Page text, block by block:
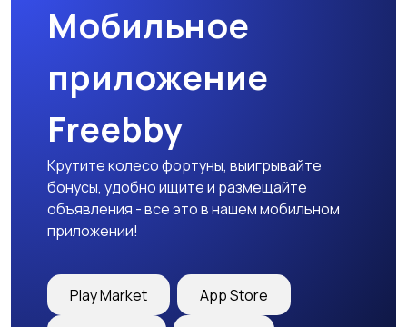
Футболки и поло Штаны и шорты
Другое
Мобильное
приложение
Freebby
Крутите колесо фортуны, выигрывайте
бонусы, удобно ищите и размещайте
объявления - все это в нашем мобильном
приложении!
Play Market App Store